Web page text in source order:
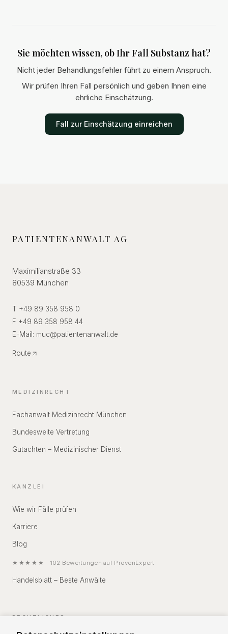
Sie möchten wissen, ob Ihr Fall Substanz hat?
Nicht jeder Behandlungsfehler führt zu einem Anspruch.
Wir prüfen Ihren Fall persönlich und geben Ihnen eine
ehrliche Einschätzung.
Fall zur Einschätzung einreichen
PATIENTENANWALT AG
Maximilianstraße 33
80539 München
T +49 89 358 958 0
F +49 89 358 958 44
E-Mail: muc@patientenanwalt.de
Route
MEDIZINRECHT
Fachanwalt Medizinrecht München
Bundesweite Vertretung
Gutachten – Medizinischer Dienst
KANZLEI
Wie wir Fälle prüfen
Karriere
Blog
★★★★★ · 102 Bewertungen auf ProvenExpert
Handelsblatt – Beste Anwälte
RECHTLICHES